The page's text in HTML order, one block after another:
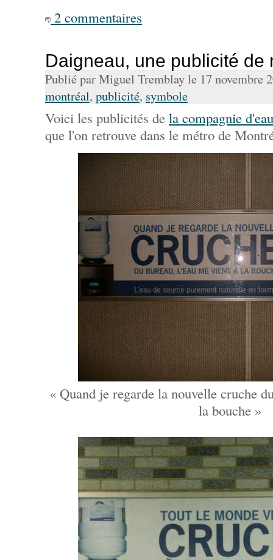
2 commentaires
Daigneau, une publicité de
Publié par Miguel Tremblay le 17 novembre
montréal, publicité, symbole
Voici les publicités de la compagnie
que l'on retrouve dans le métro de
« Quand je regarde la nouvelle cruche
la bouche »